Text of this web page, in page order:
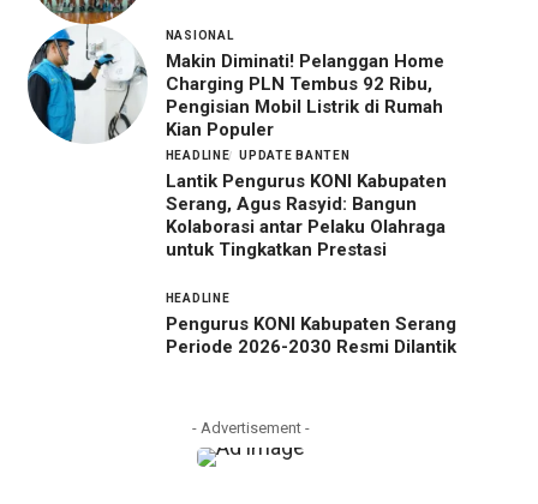
NASIONAL
Makin Diminati! Pelanggan Home
Charging PLN Tembus 92 Ribu,
Pengisian Mobil Listrik di Rumah
Kian Populer
HEADLINE UPDATE BANTEN
Lantik Pengurus KONI Kabupaten
Serang, Agus Rasyid: Bangun
Kolaborasi antar Pelaku Olahraga
untuk Tingkatkan Prestasi
HEADLINE
Pengurus KONI Kabupaten Serang
Periode 2026-2030 Resmi Dilantik
- Advertisement -